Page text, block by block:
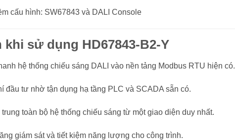
cấu hình: SW67843 và DALI Console
khi sử dụng HD67843-B2-Y
hệ thống chiếu sáng DALI vào nền tảng Modbus RTU hiện có.
đầu tư nhờ tận dụng hạ tầng PLC và SCADA sẵn có.
toàn bộ hệ thống chiếu sáng từ một giao diện duy nhất.
giám sát và tiết kiệm năng lượng cho công trình.